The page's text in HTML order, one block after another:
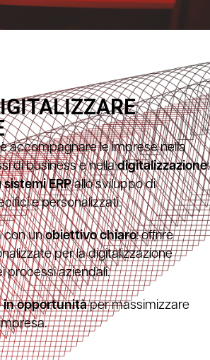
accompagnare le imprese nella
di business e nelladigitalizzazione:
sistemi ERPallo sviluppo di
e personalizzati.
con unobiettivo chiaro: offrire
per la digitalizzazione
processi aziendali.
opportunitàper massimizzare